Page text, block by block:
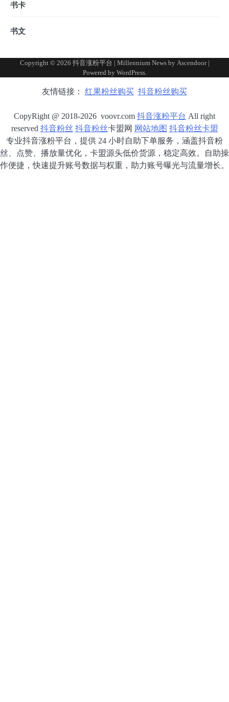
书卡
书文
Copyright © 2026 抖音涨粉平台 | Millennium News by Ascendoor|
Powered by WordPress.
友情链接： 红果粉丝购买 抖音粉丝购买
CopyRight @ 2018-2026 voovr.com 抖音涨粉平台 All right
reserved 抖音粉丝 抖音粉丝卡盟网 网站地图 抖音粉丝卡盟
专业抖音涨粉平台，提供 24 小时自助下单服务，涵盖抖音粉
丝、点赞、播放量优化，卡盟源头低价货源，稳定高效。自助操
作便捷，快速提升账号数据与权重，助力账号曝光与流量增长。